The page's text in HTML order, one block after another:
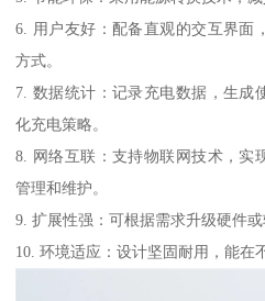
6. 用户友好：配备直观的交互界面
方式。
7. 数据统计：记录充电数据，生成
化充电策略。
8. 网络互联：支持物联网技术，实
管理和维护。
9. 扩展性强：可根据需求升级硬件
10. 环境适应：设计坚固耐用，能在